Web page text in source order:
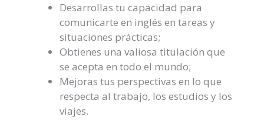
Desarrollas tu capacidad para
comunicarte en inglés en tareas y
situaciones prácticas;
Obtienes una valiosa titulación que
se acepta en todo el mundo;
Mejoras tus perspectivas en lo que
respecta al trabajo, los estudios y los
viajes.